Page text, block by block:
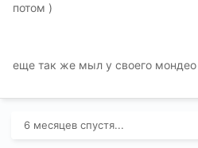
потом )
еще так же мыл у своего
6 месяцев спустя...